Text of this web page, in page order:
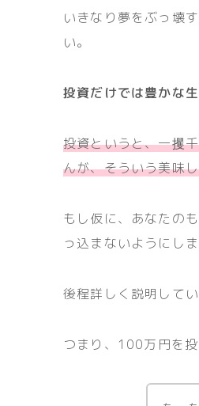
いきなり夢をぶっ壊
い。
投資だけでは豊かな
投資というと、一攫
んが、そういう美味
もし仮に、あなたの
っ込まないようにしま
後程詳しく説明して
つまり、100万円を